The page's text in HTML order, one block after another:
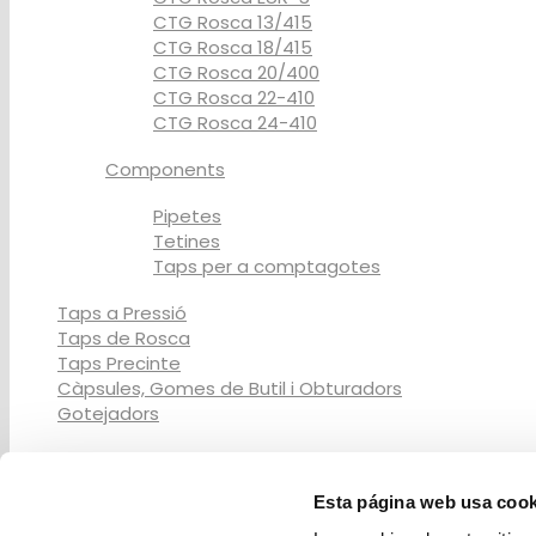
Esta página web usa
CTG Rosca 13/415
CTG Rosca 18/415
CTG Rosca 20/400
CTG Rosca 22-410
CTG Rosca 24-410
Components
Pipetes
Tetines
Taps per a comptagotes
Taps a Pressió
Taps de Rosca
Taps Precinte
Càpsules, Gomes de Butil i Obturadors
Gotejadors